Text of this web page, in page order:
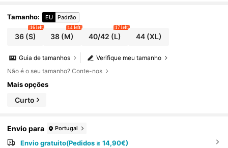
Tamanho: EU Padrão
36(S)
16 left
38 (M)
14 left
40/42 (L)
17 left
44(XL)
Verifique meu tamanho
Guia de tamanhos
Não é o seu tamanho? Conte-nos
Mais opções
Curto
Envio para Portugal
Envio gratuito(Pedidos ≥ 14,90€)